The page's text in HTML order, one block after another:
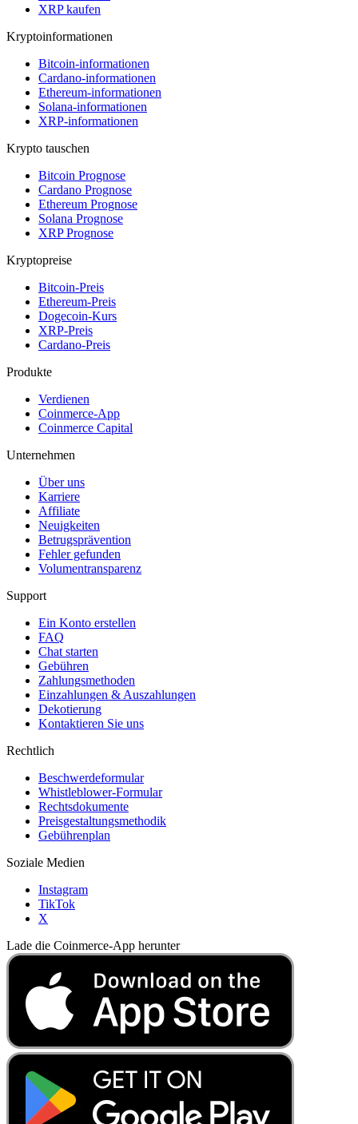
XRP kaufen
Kryptoinformationen
Bitcoin-informationen
Cardano-informationen
Ethereum-informationen
Solana-informationen
XRP-informationen
Krypto tauschen
Bitcoin Prognose
Cardano Prognose
Ethereum Prognose
Solana Prognose
XRP Prognose
Kryptopreise
Bitcoin-Preis
Ethereum-Preis
Dogecoin-Kurs
XRP-Preis
Cardano-Preis
Produkte
Verdienen
Coinmerce-App
Coinmerce Capital
Unternehmen
Über uns
Karriere
Affiliate
Neuigkeiten
Betrugsprävention
Fehler gefunden
Volumentransparenz
Support
Ein Konto erstellen
FAQ
Chat starten
Gebühren
Zahlungsmethoden
Einzahlungen & Auszahlungen
Dekotierung
Kontaktieren Sie uns
Rechtlich
Beschwerdeformular
Whistleblower-Formular
Rechtsdokumente
Preisgestaltungsmethodik
Gebührenplan
Soziale Medien
Instagram
TikTok
X
Lade die Coinmerce-App herunter